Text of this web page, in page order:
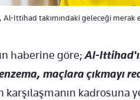
Al-Ittihad takımındaki geleceği merak
haberine göre; Al-
maçlara çıkmayı
karşılaşmanın kadrosuna